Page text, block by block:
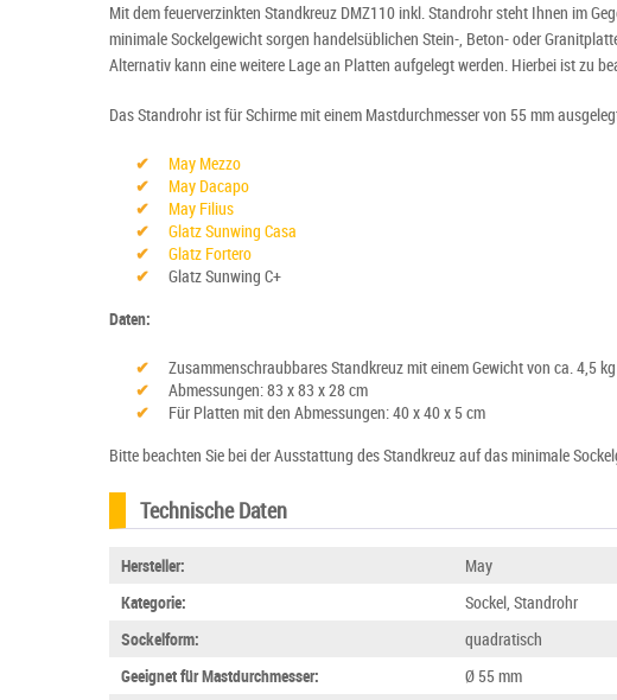
Mit dem feuerverzinkten Standkreuz DMZ110 inkl. Standrohr steht Ihnen im
minimale Sockelgewicht sorgen handelsüblichen Stein-, Beton- oder
Alternativ kann eine weitere Lage an Platten aufgelegt werden. Hierbei ist zu
Das Standrohr ist für Schirme mit einem Mastdurchmesser von 55 mm
May Mezzo
May Dacapo
May Filius
Glatz Sunwing Casa
Glatz Fortero
Glatz Sunwing C+
Daten:
Zusammenschraubbares Standkreuz mit einem Gewicht von ca. 4,5 kg
Abmessungen: 83 x 83 x 28 cm
Für Platten mit den Abmessungen: 40 x 40 x 5 cm
Bitte beachten Sie bei der Ausstattung des Standkreuz auf das minimale
Technische Daten
Hersteller:
May
Kategorie:
Sockel, Standrohr
Sockelform:
quadratisch
Geeignet für Mastdurchmesser:
Ø 55 mm